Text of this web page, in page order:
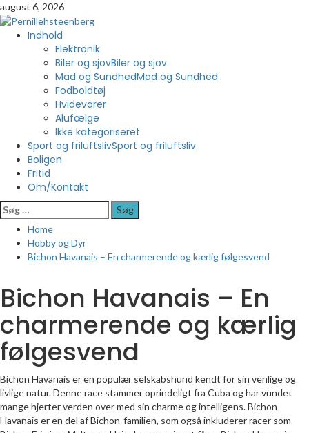
Skip
to
content
august 6, 2026
PrimaryIndhold
Elektronik
Biler og sjovBiler og sjov
Mad og SundhedMad og Sundhed
Fodboldtøj
Hvidevarer
Alufælge
Ikke kategoriseret
Sport og friluftslivSport og friluftsliv
Boligen
Fritid
Om/Kontakt
Søg
efter:
Home
Hobby og Dyr
Bichon Havanais – En charmerende og kærlig følgesvend
Bichon Havanais – En
charmerende og kærlig
følgesvend
Bichon Havanais er en populær selskabshund kendt for sin venlige og
livlige natur. Denne race stammer oprindeligt fra Cuba og har vundet
mange hjerter verden over med sin charme og intelligens. Bichon
Havanais er en del af Bichon-familien, som også inkluderer racer som